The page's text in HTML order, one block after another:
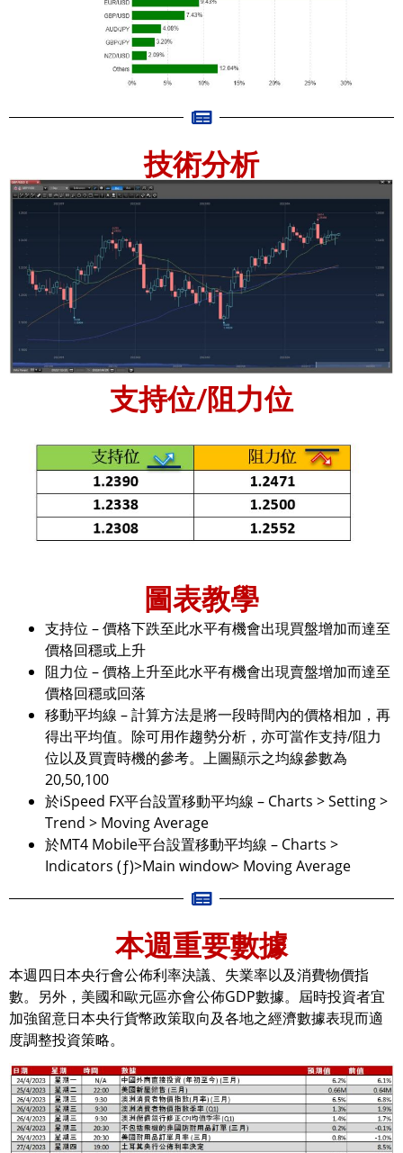
技術分析
支持位/阻力位
圖表教學
支持位 – 價格下跌至此水平有機會出現買盤增加而達至
價格回穩或上升
阻力位 – 價格上升至此水平有機會出現賣盤增加而達至
價格回穩或回落
移動平均線 – 計算方法是將一段時間內的價格相加，再
得出平均值。除可用作趨勢分析，亦可當作支持/阻力
位以及買賣時機的參考。上圖顯示之均線參數為
20,50,100
於iSpeed FX平台設置移動平均線 – Charts > Setting >
Trend > Moving Average
於MT4 Mobile平台設置移動平均線 – Charts >
Indicators (ƒ)>Main window> Moving Average
本週重要數據
本週四日本央行會公佈利率決議、失業率以及消費物價指
數。另外，美國和歐元區亦會公佈GDP數據。屆時投資者宜
加強留意日本央行貨幣政策取向及各地之經濟數據表現而適
度調整投資策略。